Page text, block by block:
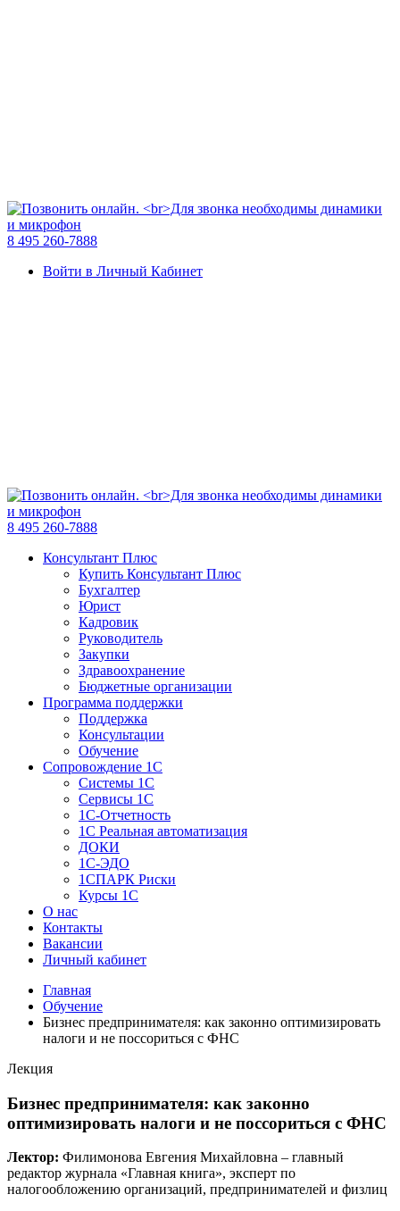
8 495 260-7888
Войти в Личный Кабинет
8 495 260-7888
Консультант Плюс
Купить Консультант Плюс
Бухгалтер
Юрист
Кадровик
Руководитель
Закупки
Здравоохранение
Бюджетные организации
Программа поддержки
Поддержка
Консультации
Обучение
Сопровождение 1С
Системы 1С
Сервисы 1С
1C-Отчетность
1С Реальная автоматизация
ДОКИ
1C-ЭДО
1СПАРК Риски
Курсы 1С
О нас
Контакты
Вакансии
Личный кабинет
Главная
Обучение
Бизнес предпринимателя: как законно оптимизировать
налоги и не поссориться с ФНС
Лекция
Бизнес предпринимателя: как законно
оптимизировать налоги и не поссориться с ФНС
Лектор: Филимонова Евгения Михайловна – главный
редактор журнала «Главная книга», эксперт по
налогообложению организаций, предпринимателей и физлиц